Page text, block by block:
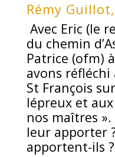
Rémy
Avec Eric (le
du chemin
Patrice (ofm)
avons réfléchi
St François
lépreux et
nos maîtres
leur apporter
apportent-ils